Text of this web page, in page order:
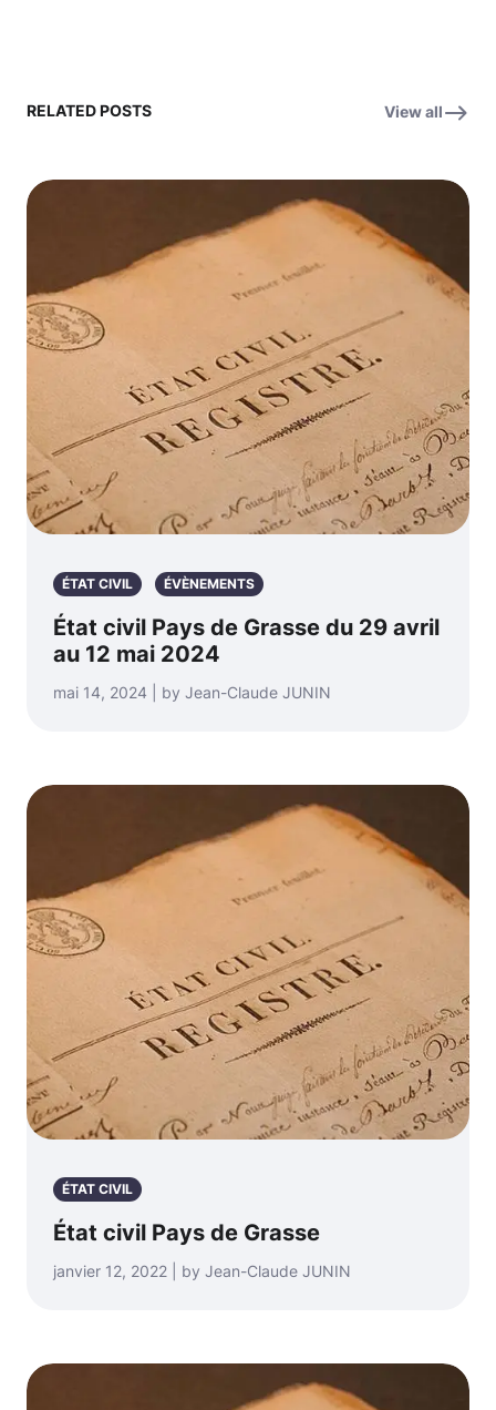
RELATED POSTS View all
ÉTAT CIVIL ÉVÈNEMENTS
État civil Pays de Grasse du 29 avril
au 12 mai 2024
mai 14, 2024 | by Jean-Claude JUNIN
ÉTAT CIVIL
État civil Pays de Grasse
janvier 12, 2022 | by Jean-Claude JUNIN